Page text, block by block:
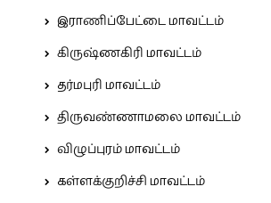
இராணிப்பேட்டை மாவட்டம்
கிருஷ்ணகிரி மாவட்டம்
தர்மபுரி மாவட்டம்
திருவண்ணாமலை மாவட்டம்
விழுப்புரம் மாவட்டம்
கள்ளக்குறிச்சி மாவட்டம்